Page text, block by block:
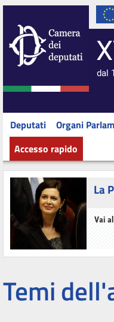
dal
Deputati Organi
Accesso rapido
La
Vai
Temi